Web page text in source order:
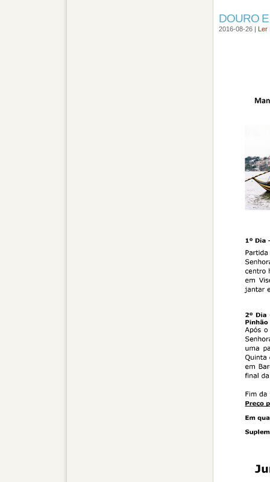
DOURO
2016-08-26 | Ler